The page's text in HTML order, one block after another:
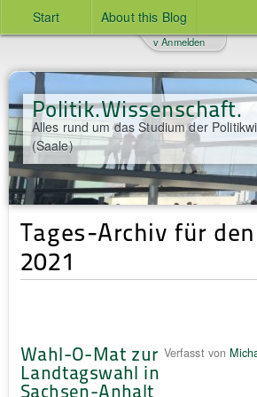
Start About this Blog
Politik.Wissenschaft.
Alles rund um das Studium der
(Saale)
v Anmelden
Tages-Archiv für
2021
Wahl-O-Mat zur
Landtagswahl in
Sachsen-Anhalt
Verfasst von